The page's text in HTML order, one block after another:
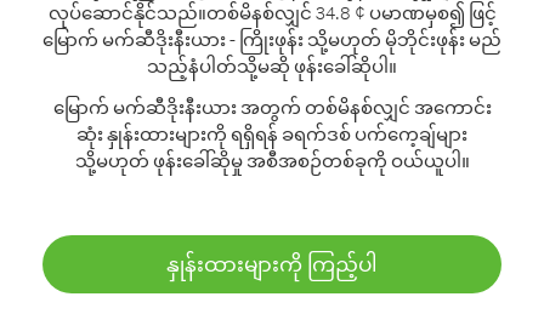
လုပ်ဆောင်နိုင်သည်။တစ်မိနစ်လျှင် 34.8 ¢ ပမာဏမှစ၍ ဖြင့်
မြောက် မက်ဆီဒိုးနီးယား - ကြိုးဖုန်း သို့မဟုတ် မိုဘိုင်းဖုန်း မည်
သည့်နံပါတ်သို့မဆို ဖုန်းခေါ်ဆိုပါ။
မြောက် မက်ဆီဒိုးနီးယား အတွက် တစ်မိနစ်လျှင် အကောင်း
ဆုံး နှုန်းထားများကို ရရှိရန် ခရက်ဒစ် ပက်ကေ့ချ်များ
သို့မဟုတ် ဖုန်းခေါ်ဆိုမှု အစီအစဉ်တစ်ခုကို ဝယ်ယူပါ။
နှုန်းထားများကို ကြည့်ပါ